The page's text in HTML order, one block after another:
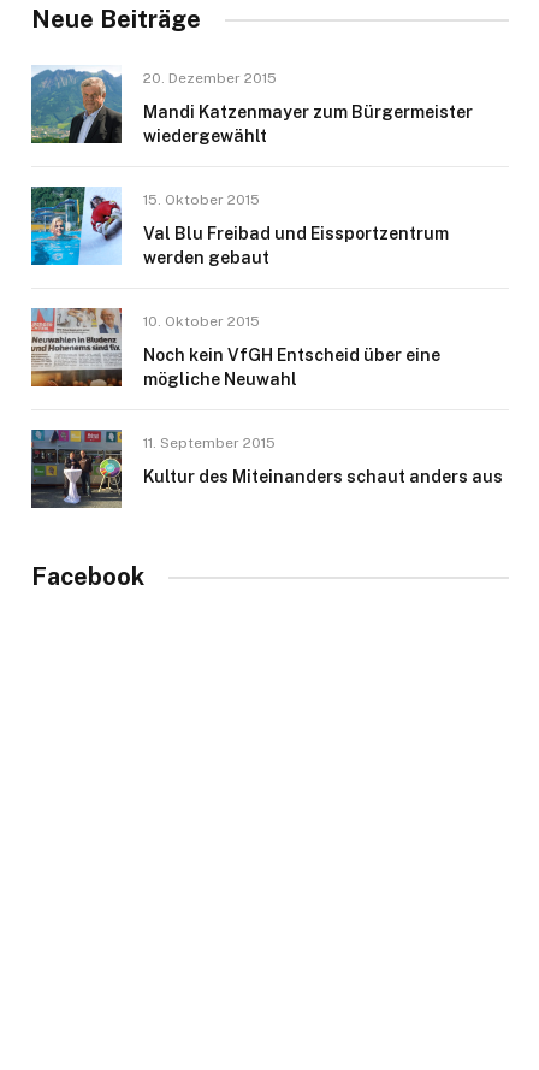
Neue Beiträge
20. Dezember 2015
Mandi Katzenmayer zum Bürgermeister
wiedergewählt
15. Oktober 2015
Val Blu Freibad und Eissportzentrum
werden gebaut
10. Oktober 2015
Noch kein VfGH Entscheid über eine
mögliche Neuwahl
11. September 2015
Kultur des Miteinanders schaut anders aus
Facebook